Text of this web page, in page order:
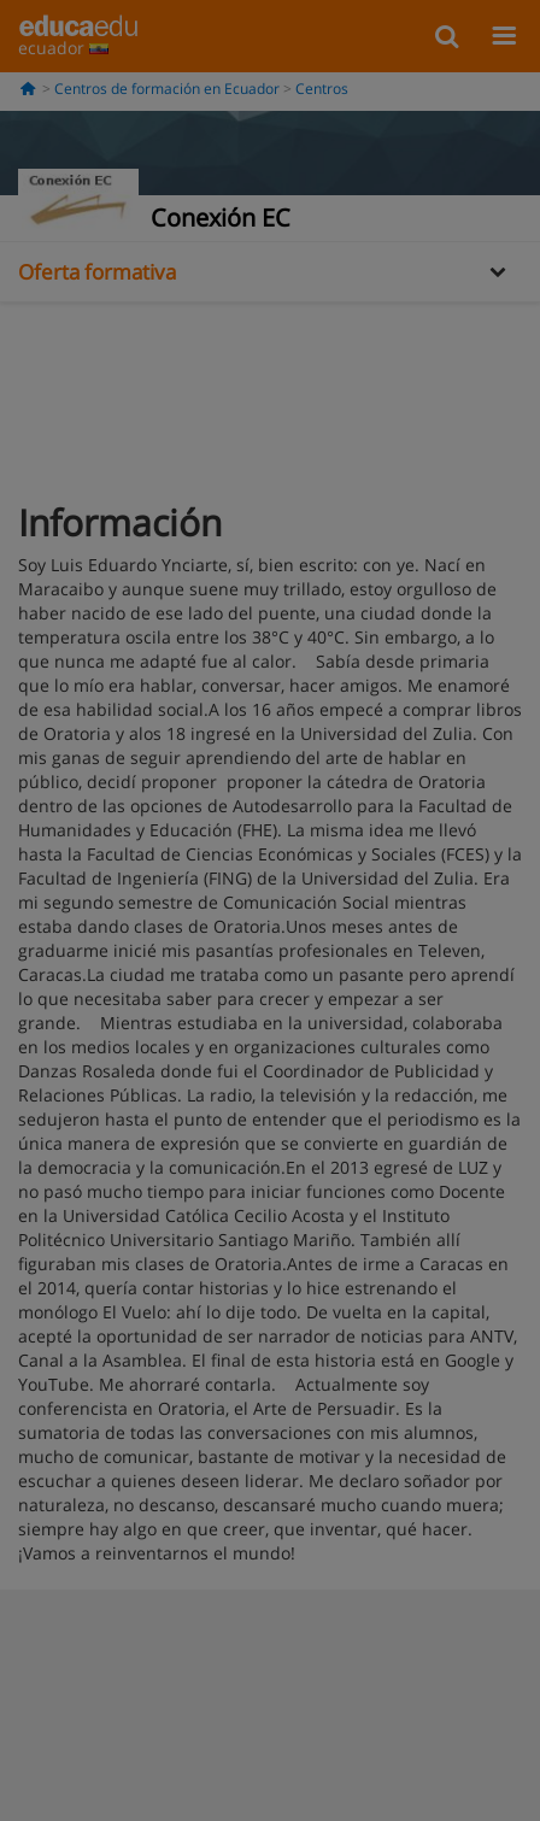
ecuador
Centros de formación en Ecuador Centros
Conexión EC
Información
Oferta formativa
Información
Soy Luis Eduardo Ynciarte, sí, bien escrito: con ye. Nací en
Maracaibo y aunque suene muy trillado, estoy orgulloso de
haber nacido de ese lado del puente, una ciudad donde la
temperatura oscila entre los 38°C y 40°C. Sin embargo, a lo
que nunca me adapté fue al calor. Sabía desde primaria
que lo mío era hablar, conversar, hacer amigos. Me enamoré
de esa habilidad social.A los 16 años empecé a comprar libros
de Oratoria y alos 18 ingresé en la Universidad del Zulia. Con
mis ganas de seguir aprendiendo del arte de hablar en
público, decidí proponer proponer la cátedra de Oratoria
dentro de las opciones de Autodesarrollo para la Facultad de
Humanidades y Educación (FHE). La misma idea me llevó
hasta la Facultad de Ciencias Económicas y Sociales (FCES) y la
Facultad de Ingeniería (FING) de la Universidad del Zulia. Era
mi segundo semestre de Comunicación Social mientras
estaba dando clases de Oratoria.Unos meses antes de
graduarme inicié mis pasantías profesionales en Televen,
Caracas.La ciudad me trataba como un pasante pero aprendí
lo que necesitaba saber para crecer y empezar a ser
grande. Mientras estudiaba en la universidad, colaboraba
en los medios locales y en organizaciones culturales como
Danzas Rosaleda donde fui el Coordinador de Publicidad y
Relaciones Públicas. La radio, la televisión y la redacción, me
sedujeron hasta el punto de entender que el periodismo es la
única manera de expresión que se convierte en guardián de
la democracia y la comunicación.En el 2013 egresé de LUZ y
no pasó mucho tiempo para iniciar funciones como Docente
en la Universidad Católica Cecilio Acosta y el Instituto
Politécnico Universitario Santiago Mariño. También allí
figuraban mis clases de Oratoria.Antes de irme a Caracas en
el 2014, quería contar historias y lo hice estrenando el
monólogo El Vuelo: ahí lo dije todo. De vuelta en la capital,
acepté la oportunidad de ser narrador de noticias para ANTV,
Canal a la Asamblea. El final de esta historia está en Google y
YouTube. Me ahorraré contarla. Actualmente soy
conferencista en Oratoria, el Arte de Persuadir. Es la
sumatoria de todas las conversaciones con mis alumnos,
mucho de comunicar, bastante de motivar y la necesidad de
escuchar a quienes deseen liderar. Me declaro soñador por
naturaleza, no descanso, descansaré mucho cuando muera;
siempre hay algo en que creer, que inventar, qué hacer.
¡Vamos a reinventarnos el mundo!